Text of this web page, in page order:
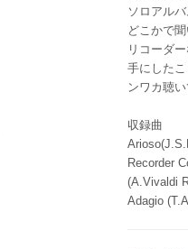
ソロアル
どこかで
リコーダ
手にした
ンワカ聴
収録曲
Recorder
(A.Vivaldi
Adagio